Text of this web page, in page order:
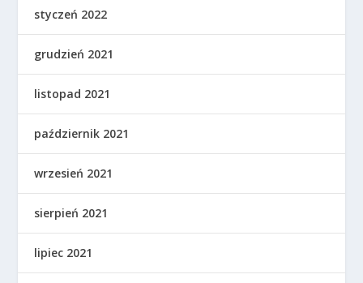
styczeń 2022
grudzień 2021
listopad 2021
październik 2021
wrzesień 2021
sierpień 2021
lipiec 2021